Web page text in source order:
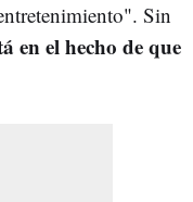
Sin
en el hecho de que